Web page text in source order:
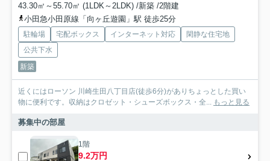
43.30㎡～55.70㎡ (1LDK～2LDK) /新築 /2階建
小田急小田原線「向ヶ丘遊園」駅 徒歩25分
駐輪場 宅配ボックス インターネット対応
閑静な住宅地
公共下水
新築
近くにはローソン 川崎生田八丁目店(徒歩6分)がありちょっとした買い
物に便利です。収納はクロゼット・シューズボックス・全... もっと見る
募集中の部屋
1階
9.2万円